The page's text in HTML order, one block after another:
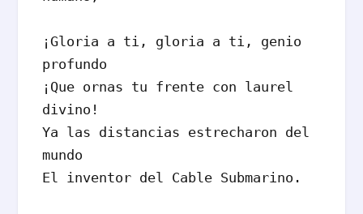
¡Gloria a ti, gloria a ti, genio
profundo
¡Que ornas tu frente con laurel
divino!
Ya las distancias estrecharon del
mundo
El inventor del Cable Submarino.